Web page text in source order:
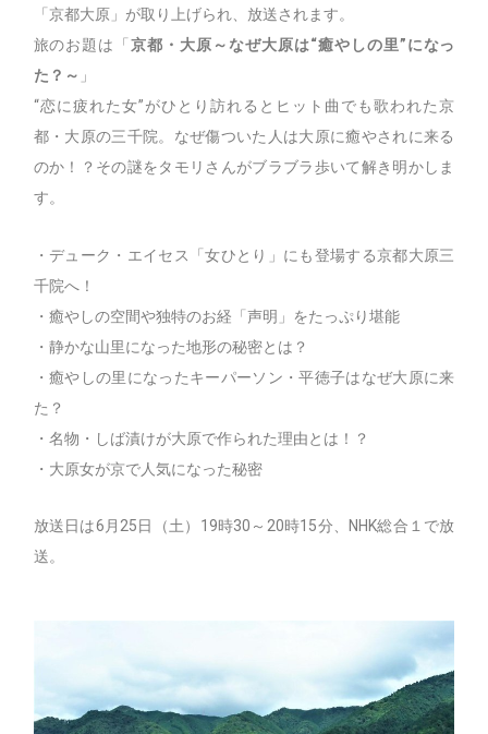
「京都大原」が取り上げられ、放送されます。
旅のお題は「京都・大原～なぜ大原は“癒やしの里”になっ
た？～ 」
“恋に疲れた女”がひとり訪れるとヒット曲でも歌われた京
都・大原の三千院。なぜ傷ついた人は大原に癒やされに来る
のか！？その謎をタモリさんがブラブラ歩いて解き明かしま
す。
・デューク・エイセス「女ひとり」にも登場する京都大原三
千院へ！
・癒やしの空間や独特のお経「声明」をたっぷり堪能
・静かな山里になった地形の秘密とは？
・癒やしの里になったキーパーソン・平徳子はなぜ大原に来
た？
・名物・しば漬けが大原で作られた理由とは！？
・大原女が京で人気になった秘密
放送日は6月25日（土）19時30～20時15分、NHK総合１で放
送。